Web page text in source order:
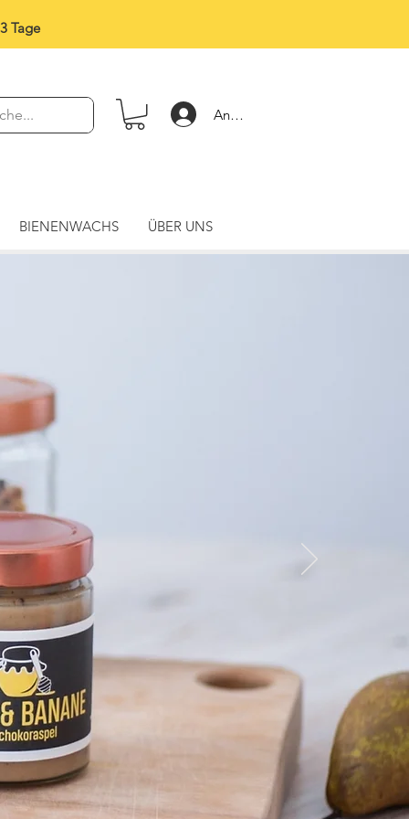
Tage
Anmelden
BIENENWACHS ÜBER UNS